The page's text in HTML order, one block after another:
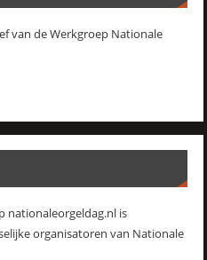
van de Werkgroep Nationale
nationaleorgeldag.nl is
organisatoren van Nationale